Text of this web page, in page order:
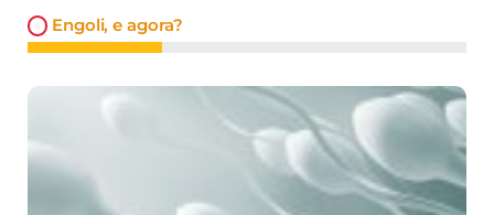
Engoli, e agora?